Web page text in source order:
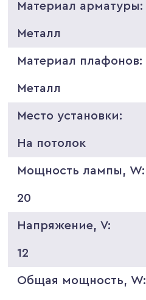
Материал арматуры:
Металл
Материал плафонов:
Металл
Место установки:
На потолок
Мощность лампы, W:
20
Напряжение, V:
12
Общая мощность, W: